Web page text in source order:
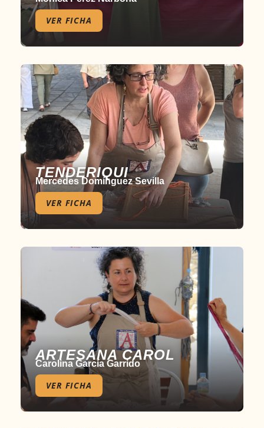
VER FICHA
TENDERIQUI
Mercedes Domínguez Sevilla
VER FICHA
ARTESANA CAROL
Carolina García Garrido
VER FICHA